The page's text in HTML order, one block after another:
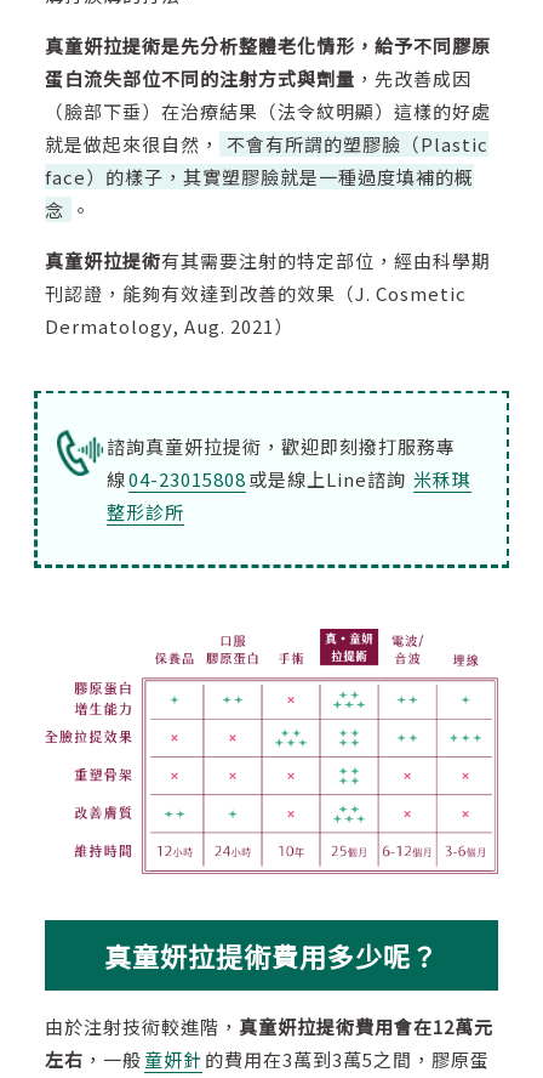
真童妍拉提術是先分析整體老化情形，給予不同膠原
蛋白流失部位不同的注射方式與劑量 ，先改善成因
（臉部下垂）在治療結果（法令紋明顯）這樣的好處
就是做起來很自然，
不會有所謂的塑膠臉（Plastic
face）的樣子，其實塑膠臉就是一種過度填補的概
念 。
真童妍拉提術有其需要注射的特定部位，經由科學期
刊認證，能夠有效達到改善的效果（J. Cosmetic
Dermatology, Aug. 2021）
諮詢真童妍拉提術，歡迎即刻撥打服務專
線 04-23015808或是線上Line諮詢 米秝琪
整形診所
真童妍拉提術費用多少呢？
由於注射技術較進階，真童妍拉提術費用會在12萬元
左右 ，一般童妍針的費用在3萬到3萬5之間，膠原蛋